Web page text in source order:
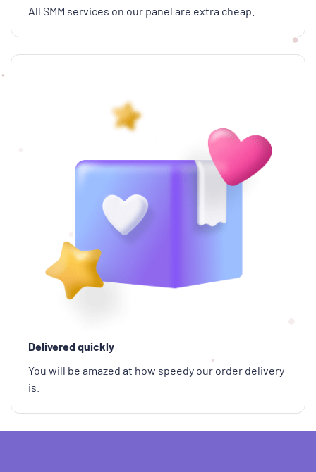
All SMM services on our panel are extra cheap.
Delivered quickly
You will be amazed at how speedy our order delivery
is.